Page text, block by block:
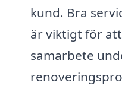
kund. Bra
är viktigt för
samarbete